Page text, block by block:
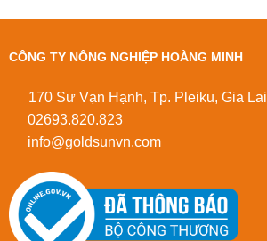
CÔNG TY NÔNG NGHIỆP HOÀNG MINH
170 Sư Vạn Hạnh, Tp. Pleiku, Gia Lai
02693.820.823
info@goldsunvn.com